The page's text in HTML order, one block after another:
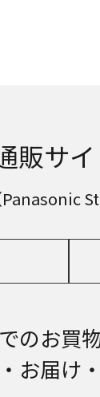
販サ
Panasonic
のお買
お届け